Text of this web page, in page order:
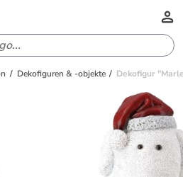
Dekofiguren & -objekte Dekofigur